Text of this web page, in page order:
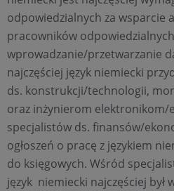
odpowiedzialnych za wsparcie
pracowników
wprowadzanie/przetwarzanie
najczęściej język niemiecki
ds. konstrukcji/technologii,
oraz inżynierom elektronikom/
specjalistów ds. finansów/
ogłoszeń o pracę z językiem
do księgowych. Wśród
język niemiecki najczęściej był